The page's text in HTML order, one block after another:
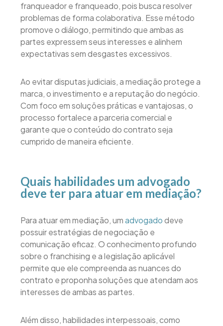
franqueador e franqueado, pois busca resolver
problemas de forma colaborativa. Esse método
promove o diálogo, permitindo que ambas as
partes expressem seus interesses e alinhem
expectativas sem desgastes excessivos.
Ao evitar disputas judiciais, a mediação protege a
marca, o investimento e a reputação do negócio.
Com foco em soluções práticas e vantajosas, o
processo fortalece a parceria comercial e
garante que o conteúdo do contrato seja
cumprido de maneira eficiente.
Quais habilidades um advogado
deve ter para atuar em mediação?
Para atuar em mediação, umadvogadodeve
possuir estratégias de negociação e
comunicação eficaz. O conhecimento profundo
sobre o franchising e a legislação aplicável
permite que ele compreenda as nuances do
contrato e proponha soluções que atendam aos
interesses de ambas as partes.
Além disso, habilidades interpessoais, como